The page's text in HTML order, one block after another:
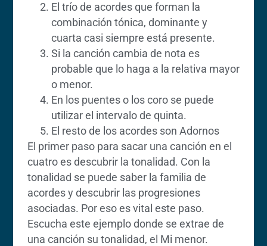
El trío de acordes que forman la
combinación tónica, dominante y
cuarta casi siempre está presente.
Si la canción cambia de nota es
probable que lo haga a la relativa mayor
o menor.
En los puentes o los coro se puede
utilizar el intervalo de quinta.
El resto de los acordes son Adornos
El primer paso para sacar una canción en el
cuatro es descubrir la tonalidad. Con la
tonalidad se puede saber la familia de
acordes y descubrir las progresiones
asociadas. Por eso es vital este paso.
Escucha este ejemplo donde se extrae de
una canción su tonalidad, el Mi menor.